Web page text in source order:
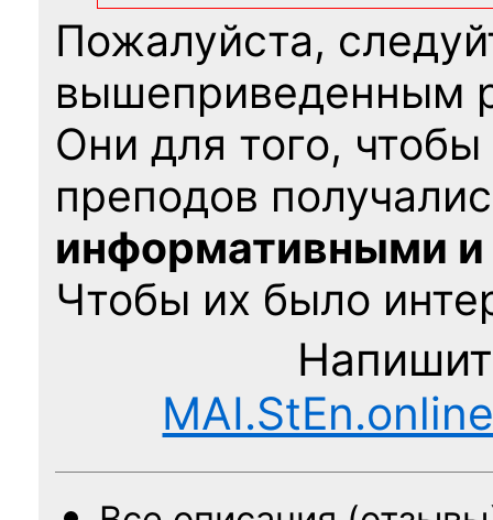
Пожалуйста,
вышеприведенным
Они для того,
преподов
информативными
Чтобы их было